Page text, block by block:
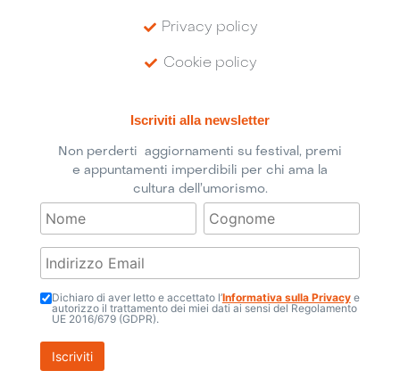
Privacy policy
Cookie policy
Iscriviti alla newsletter
Non perderti aggiornamenti su festival, premi
e appuntamenti imperdibili per chi ama la
cultura dell’umorismo.
Dichiaro di aver letto e accettato l’Informativa sulla Privacye
autorizzo il trattamento dei miei dati ai sensi del Regolamento
UE 2016/679 (GDPR).